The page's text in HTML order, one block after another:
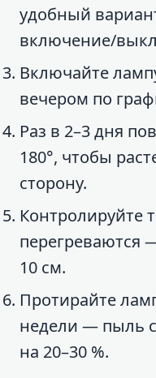
удобный
включение/
Включайте
вечером по
Раз в 2–3 дня
180°, чтобы
сторону.
Контролируйте
перегреваются
10 см.
Протирайте
недели — пыль
на 20–30 %.